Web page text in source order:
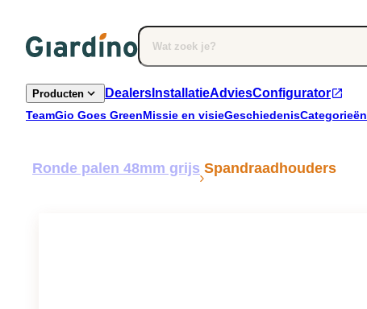
Producten Dealers InstallatieAdviesConfigurator
TeamGio Goes GreenMissie en visieGeschiedenisCategorieën
Ronde palen 48mm grijs Spandraadhouders